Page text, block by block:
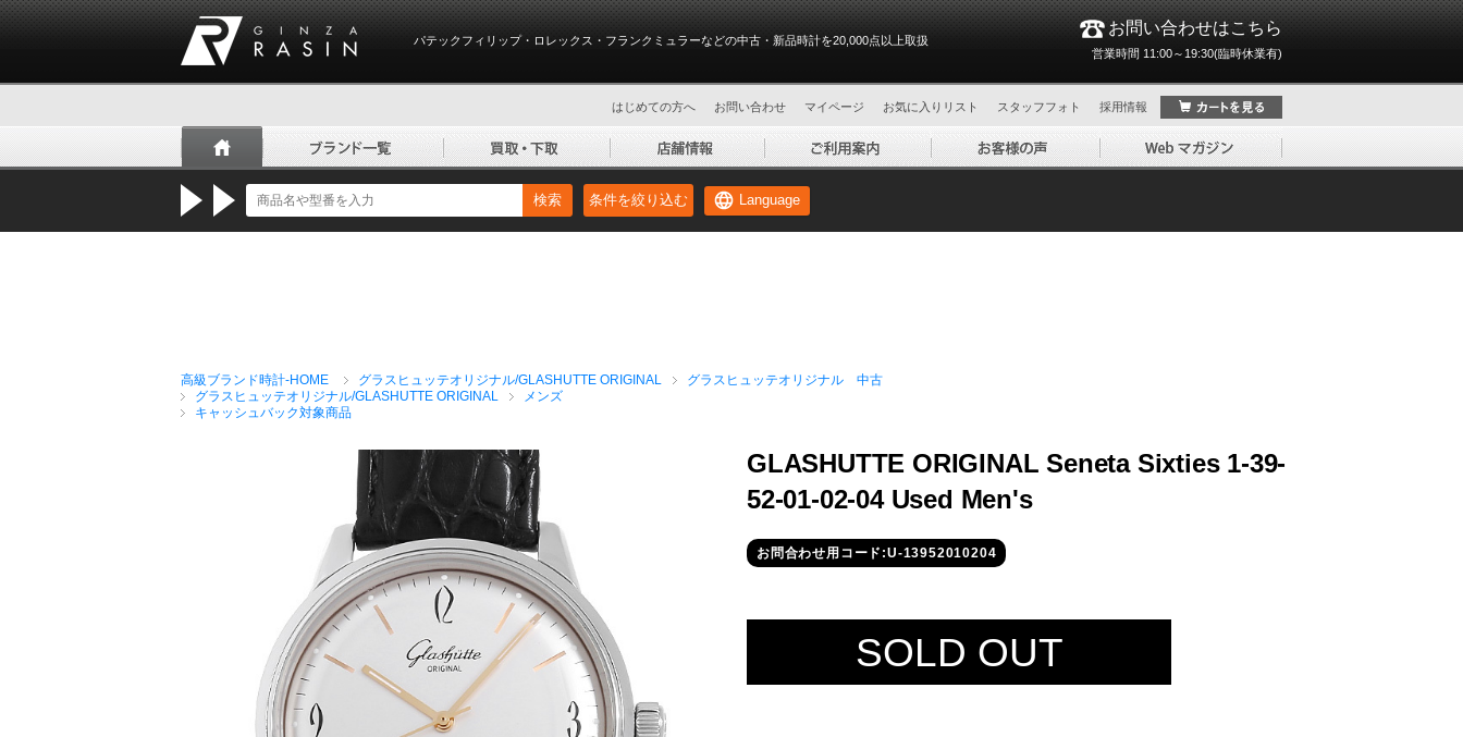
パテックフィリップ・ロレックス・フランクミュラーなどの中古・新品時計を20,000点以上取扱
お問い合わせはこちら
営業時間 11:00～19:30(臨時休業有)
はじめての方へ お問い合わせ マイページ お気に入りリスト スタッフフォト 採用情報
検索 条件を絞り込む Language
高級ブランド時計-HOME グラスヒュッテオリジナル/GLASHUTTE ORIGINAL
グラスヒュッテオリジナル 中古
グラスヒュッテオリジナル/GLASHUTTE ORIGINAL
メンズ
キャッシュバック対象商品
GLASHUTTE ORIGINAL Seneta Sixties 1-39-
52-01-02-04 Used Men's
お問合わせ用コード:U-13952010204
SOLD OUT